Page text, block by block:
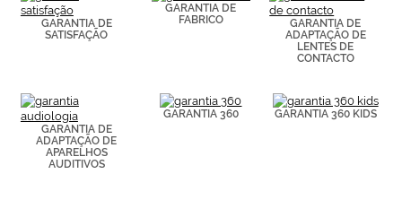
de páginas
visitadas).
Puedes
Política de
Cookies.
GARANTIA DE
SATISFAÇÃO
GARANTIA DE
FABRICO
GARANTIA DE
ADAPTAÇÃO DE
LENTES DE
CONTACTO
GARANTIA DE
ADAPTAÇÃO DE
APARELHOS
AUDITIVOS
GARANTIA 360 GARANTIA 360 KIDS